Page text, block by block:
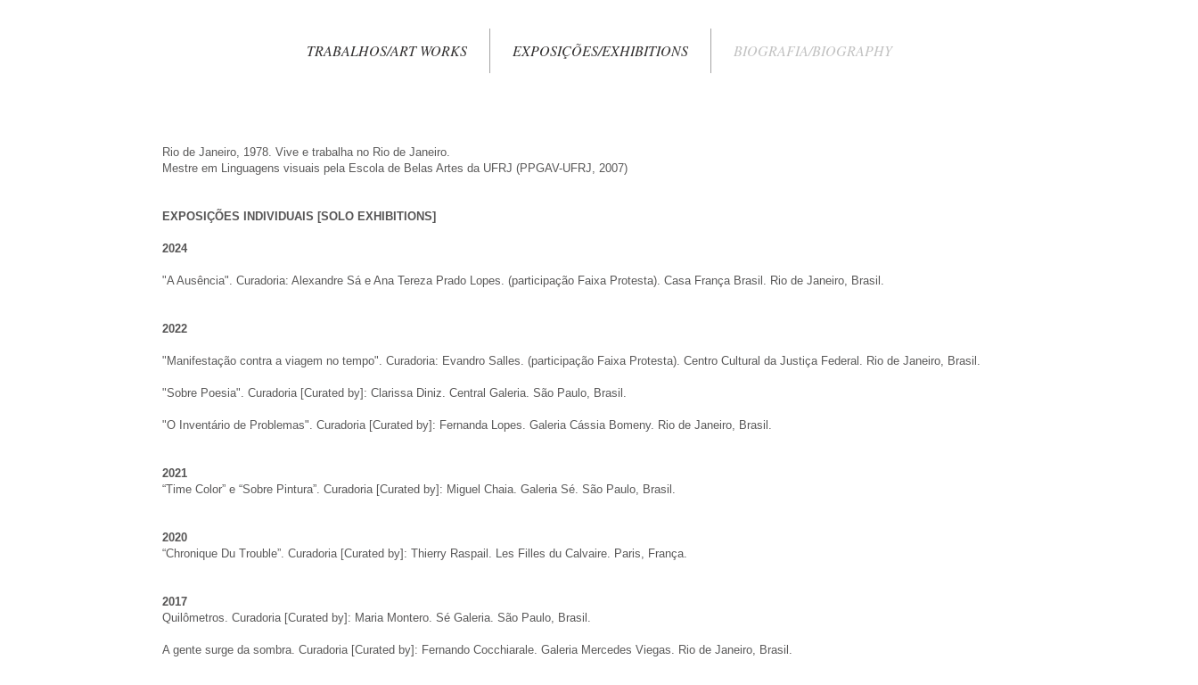
TRABALHOS/ART WORKS EXPOSIÇÕES/EXHIBITIONS BIOGRAFIA/BIOGRAPHY
Rio de Janeiro, 1978. Vive e trabalha no Rio de Janeiro.
Mestre em Linguagens visuais pela Escola de Belas Artes da UFRJ (PPGAV-UFRJ, 2007)
EXPOSIÇÕES INDIVIDUAIS [SOLO EXHIBITIONS]
2024​
"A Ausência". Curadoria: Alexandre Sá e Ana Tereza Prado Lopes. (participação Faixa Protesta). Casa França Brasil. Rio de Janeiro, Brasil.
2022
"Manifestação contra a viagem no tempo". Curadoria: Evandro Salles. (participação Faixa Protesta). Centro Cultural da Justiça Federal. Rio de Janeiro, Brasil.
"Sobre Poesia". Curadoria [Curated by]: Clarissa Diniz. Central Galeria. São Paulo, Brasil.
"O Inventário de Problemas". Curadoria [Curated by]: Fernanda Lopes. Galeria Cássia Bomeny. Rio de Janeiro, Brasil.
2021
“Time Color” e “Sobre Pintura”. Curadoria [Curated by]: Miguel Chaia. Galeria Sé. São Paulo, Brasil.
2020
“Chronique Du Trouble”. Curadoria [Curated by]: Thierry Raspail. Les Filles du Calvaire. Paris, França.
2017
Quilômetros. Curadoria [Curated by]: Maria Montero. Sé Galeria. São Paulo, Brasil.
A gente surge da sombra. Curadoria [Curated by]: Fernando Cocchiarale. Galeria Mercedes Viegas. Rio de Janeiro, Brasil.